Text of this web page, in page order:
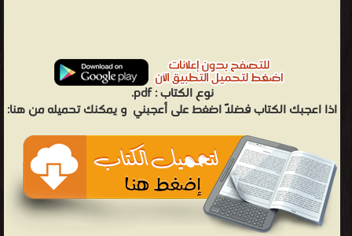
نوع الكتاب :pdf.
اذا اعجبك الكتاب فضلاً اضغط على أعجبني و يمكنك تحميله من هنا: